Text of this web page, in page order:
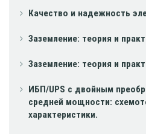
Качество и надежность
Заземление: теория и
Заземление: теория и
ИБП/UPS с двойным
средней мощности:
характеристики.